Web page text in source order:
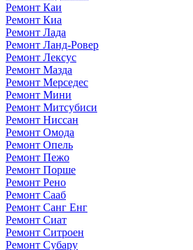
Ремонт Каи
Ремонт Киа
Ремонт Лада
Ремонт Ланд-Ровер
Ремонт Лексус
Ремонт Мазда
Ремонт Мерседес
Ремонт Мини
Ремонт Митсубиси
Ремонт Ниссан
Ремонт Омода
Ремонт Опель
Ремонт Пежо
Ремонт Порше
Ремонт Рено
Ремонт Сааб
Ремонт Санг Енг
Ремонт Сиат
Ремонт Ситроен
Ремонт Субару